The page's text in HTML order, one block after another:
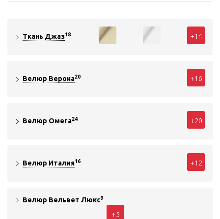
Ткань Джаз18 +14
Велюр Верона20 +16
Велюр Омега24 +20
Велюр Италия16 +12
Велюр Вельвет Люкс9
+5